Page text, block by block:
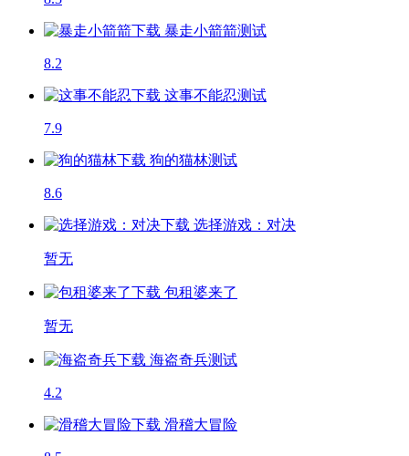
暴走小箭箭测试
8.2
这事不能忍测试
7.9
狗的猫林测试
8.6
选择游戏：对决
暂无
包租婆来了
暂无
海盗奇兵测试
4.2
滑稽大冒险